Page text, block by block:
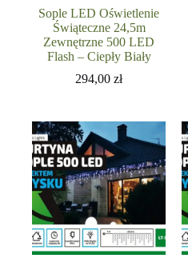
Sople LED Oświetlenie
Świąteczne 24,5m
Zewnętrzne 500 LED
Flash – Ciepły Biały
294,00zł